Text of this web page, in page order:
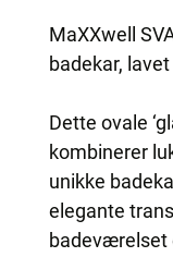
MaXXwell
badekar,
Dette ovale
kombinerer
unikke
elegante
badeværelset